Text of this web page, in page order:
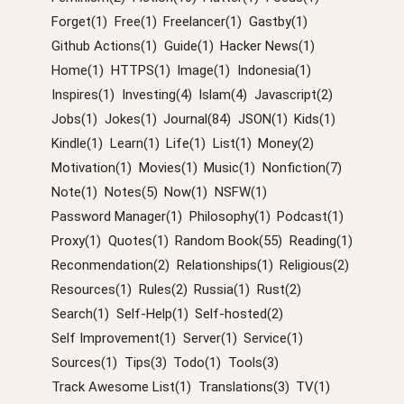
Forget(1) Free(1) Freelancer(1) Gastby(1)
Github Actions(1) Guide(1) Hacker News(1)
Home(1) HTTPS(1) Image(1) Indonesia(1)
Inspires(1) Investing(4) Islam(4) Javascript(2)
Jobs(1) Jokes(1) Journal(84) JSON(1) Kids(1)
Kindle(1) Learn(1) Life(1) List(1) Money(2)
Motivation(1) Movies(1) Music(1) Nonfiction(7)
Note(1) Notes(5) Now(1) NSFW(1)
Password Manager(1) Philosophy(1) Podcast(1)
Proxy(1) Quotes(1) Random Book(55) Reading(1)
Reconmendation(2) Relationships(1) Religious(2)
Resources(1) Rules(2) Russia(1) Rust(2)
Search(1) Self-Help(1) Self-hosted(2)
Self Improvement(1) Server(1) Service(1)
Sources(1) Tips(3) Todo(1) Tools(3)
Track Awesome List(1) Translations(3) TV(1)